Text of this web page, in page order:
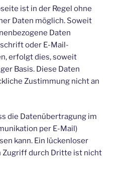
ist in der Regel ohne
Daten möglich. Soweit
Daten
oder E-Mail-
erfolgt dies, soweit
Basis. Diese Daten
Zustimmung nicht an
die Datenübertragung im
per E-Mail)
kann. Ein lückenloser
Zugriff durch Dritte ist nicht